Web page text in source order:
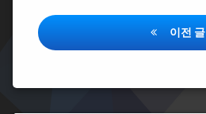
글
내
게
이전 글